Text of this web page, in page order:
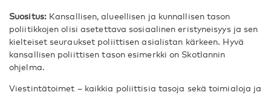
Suositus: Kansallisen, alueellisen ja kunnallisen tason
poliitikkojen olisi asetettava sosiaalinen eristyneisyys ja sen
kielteiset seuraukset poliittisen asialistan kärkeen. Hyvä
kansallisen poliittisen tason esimerkki on Skotlannin
ohjelma.
Viestintätoimet – kaikkia poliittisia tasoja sekä toimialoja ja